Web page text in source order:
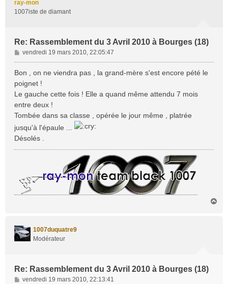
ray-mon
1007iste de diamant
Re: Rassemblement du 3 Avril 2010 à Bourges (18)
M
e
s
s
g
e
vendredi 19 mars 2010, 22:05:47
Bon , on ne viendra pas , la grand-mère s'est encore pété le
poignet !
Le gauche cette fois ! Elle a quand même attendu 7 mois
entre deux !
Tombée dans sa classe , opérée le jour même , platrée
jusqu'à l'épaule ...
Désolés .
1007duquatre9
Modérateur
Re: Rassemblement du 3 Avril 2010 à Bourges (18)
M
vendredi 19 mars 2010, 22:13:41